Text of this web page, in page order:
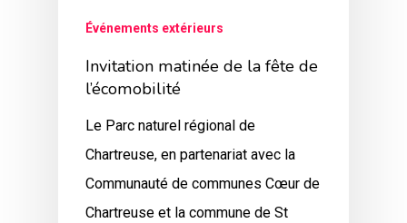
Événements extérieurs
Invitation matinée de la fête de
l’écomobilité
Le Parc naturel régional de
Chartreuse, en partenariat avec la
Communauté de communes Cœur de
Chartreuse et la commune de St